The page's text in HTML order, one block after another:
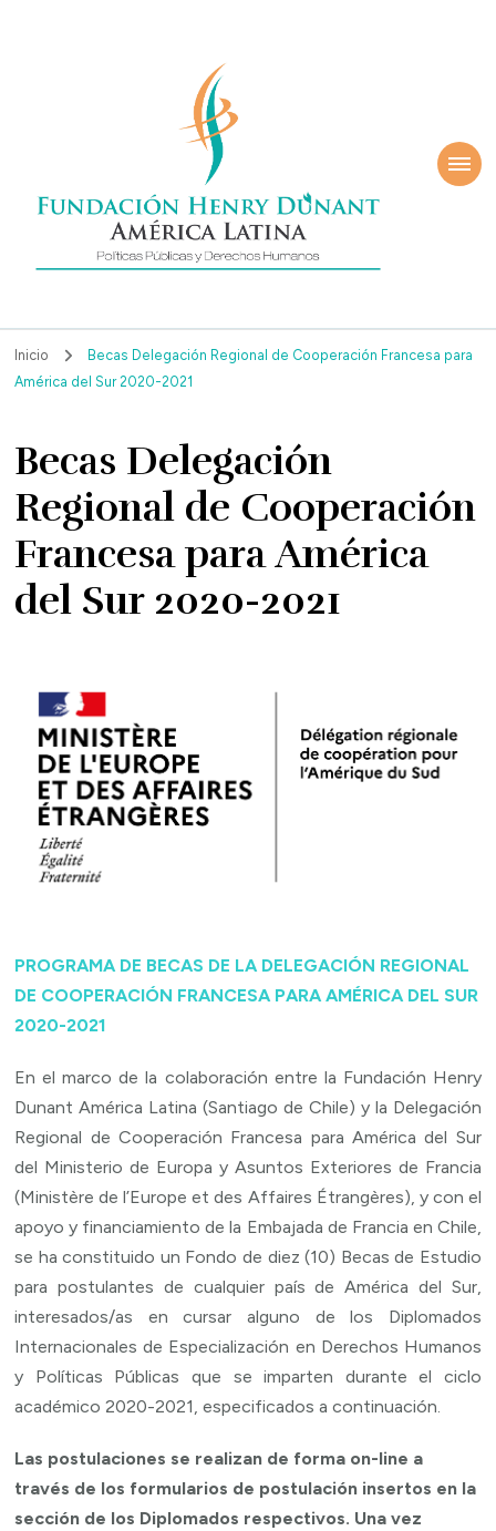
Henry
América Latina
Inicio
Becas Delegación Regional de Cooperación Francesa para
América del Sur 2020-2021
Becas Delegación
Regional de Cooperación
Francesa para América
del Sur 2020-2021
PROGRAMA DE BECAS DE LA DELEGACIÓN REGIONAL
DE COOPERACIÓN FRANCESA PARA AMÉRICA DEL SUR
2020-2021
En el marco de la colaboración entre la Fundación Henry
Dunant América Latina (Santiago de Chile) y la Delegación
Regional de Cooperación Francesa para América del Sur
del Ministerio de Europa y Asuntos Exteriores de Francia
(Ministère de l’Europe et des Affaires Étrangères), y con el
apoyo y financiamiento de la Embajada de Francia en Chile,
se ha constituido un Fondo de diez (10) Becas de Estudio
para postulantes de cualquier país de América del Sur,
interesados/as en cursar alguno de los Diplomados
Internacionales de Especialización en Derechos Humanos
y Políticas Públicas que se imparten durante el ciclo
académico 2020-2021, especificados a continuación.
Las postulaciones se realizan de forma on-line a
través de los formularios de postulación insertos en la
sección de los Diplomados respectivos. Una vez